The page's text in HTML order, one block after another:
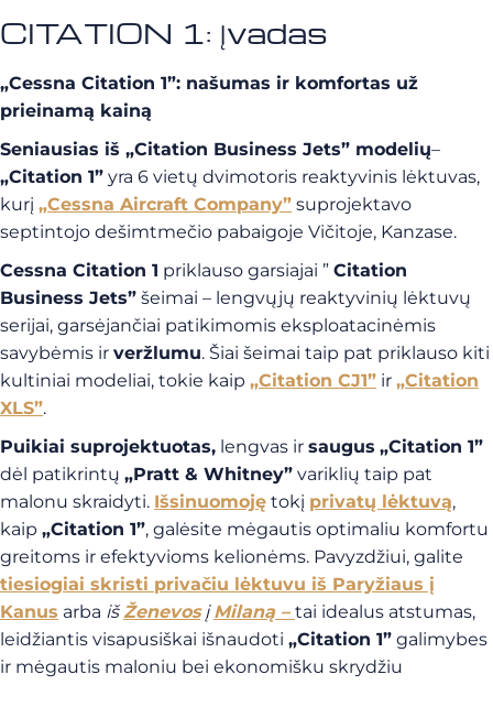
CITATION 1: Įvadas
„Cessna Citation 1”: našumas ir komfortas už
prieinamą kainą
Seniausias iš „Citation Business Jets” modelių–
„Citation 1” yra 6 vietų dvimotoris reaktyvinis lėktuvas,
kurį „Cessna Aircraft Company” suprojektavo
septintojo dešimtmečio pabaigoje Vičitoje, Kanzase.
Cessna Citation 1 priklauso garsiajai ” Citation
Business Jets” šeimai – lengvųjų reaktyvinių lėktuvų
serijai, garsėjančiai patikimomis eksploatacinėmis
savybėmis ir veržlumu. Šiai šeimai taip pat priklauso kiti
kultiniai modeliai, tokie kaip „Citation CJ1” ir „Citation
XLS”.
Puikiai suprojektuotas, lengvas ir saugus „Citation 1”
dėl patikrintų „Pratt & Whitney” variklių taip pat
malonu skraidyti. Išsinuomoję tokį privatų lėktuvą,
kaip „Citation 1”, galėsite mėgautis optimaliu komfortu
greitoms ir efektyvioms kelionėms. Pavyzdžiui, galite
tiesiogiai skristi privačiu lėktuvu iš Paryžiaus į
Kanus arba išŽenevosįMilaną – tai idealus atstumas,
leidžiantis visapusiškai išnaudoti „Citation 1” galimybes
ir mėgautis maloniu bei ekonomišku skrydžiu